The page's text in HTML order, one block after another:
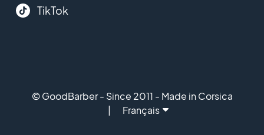
TikTok
© GoodBarber - Since 2011 - Made in Corsica
Français